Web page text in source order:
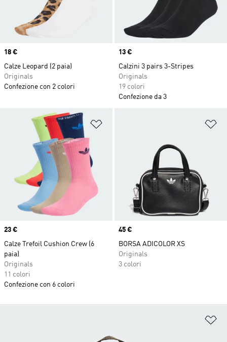
Price
18 €
Calze Leopard (2 paia)
Originals
Confezione con 2 colori
Price
13 €
Calzini 3 pairs 3-Stripes
Originals
19 colori
Confezione da 3
Aggiungi alla lista dei desideri
Price
23 €
Calze Trefoil Cushion Crew (6
paia)
Originals
11 colori
Confezione con 6 colori
Price
45 €
BORSA ADICOLOR XS
Originals
3 colori